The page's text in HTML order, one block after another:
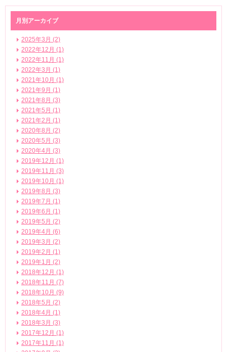
月別アーカイブ
2025年3月 (2)
2022年12月 (1)
2022年11月 (1)
2022年3月 (1)
2021年10月 (1)
2021年9月 (1)
2021年8月 (3)
2021年5月 (1)
2021年2月 (1)
2020年8月 (2)
2020年5月 (3)
2020年4月 (3)
2019年12月 (1)
2019年11月 (3)
2019年10月 (1)
2019年8月 (3)
2019年7月 (1)
2019年6月 (1)
2019年5月 (2)
2019年4月 (6)
2019年3月 (2)
2019年2月 (1)
2019年1月 (2)
2018年12月 (1)
2018年11月 (7)
2018年10月 (9)
2018年5月 (2)
2018年4月 (1)
2018年3月 (3)
2017年12月 (1)
2017年11月 (1)